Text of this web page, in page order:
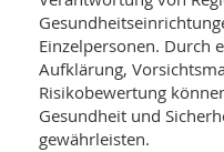
Einzelpersonen. Durch
Aufklärung,
Risikobewertung
Gesundheit und
gewährleisten.